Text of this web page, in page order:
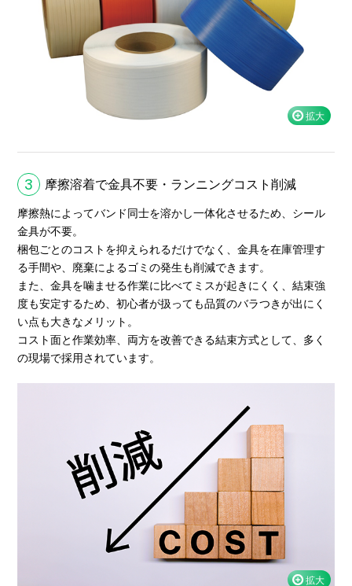
3 摩擦溶着で金具不要・ランニングコスト削減
摩擦熱によってバンド同士を溶かし一体化させるため、シール
金具が不要。
梱包ごとのコストを抑えられるだけでなく、金具を在庫管理す
る手間や、廃棄によるゴミの発生も削減できます。
また、金具を噛ませる作業に比べてミスが起きにくく、結束強
度も安定するため、初心者が扱っても品質のバラつきが出にく
い点も大きなメリット。
コスト面と作業効率、両方を改善できる結束方式として、多く
の現場で採用されています。